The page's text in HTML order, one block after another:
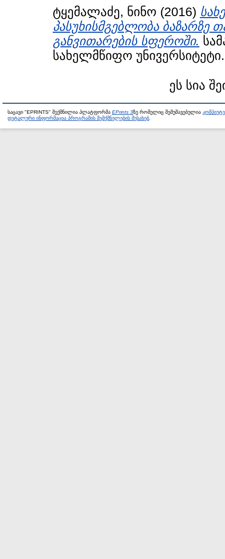
ტყემალაძე, ნინო (2016)
პასუხისმგებლობა ბაზარზე
განვითარების სფეროში.
სახელმწიფო უნივერსიტეტი.
ეს სია
საცავი "EPRINTS" შექმნილია პლატფორმა EPrints 3ზე რომელიც შემუშავებულია
დეტალური ინფორმაცია პროგრამის შემქმნელების შესახებ